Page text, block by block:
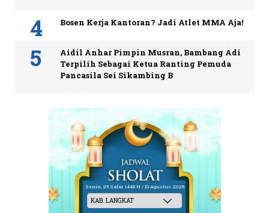
Bosen Kerja Kantoran? Jadi Atlet MMA Aja!
Aidil Anhar Pimpin Musran, Bambang Adi
Terpilih Sebagai Ketua Ranting Pemuda
Pancasila Sei Sikambing B
Senin, 25 Safar 1448 H / 10 Agustus 2026